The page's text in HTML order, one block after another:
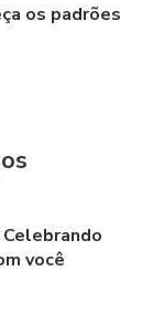
os padrões
você